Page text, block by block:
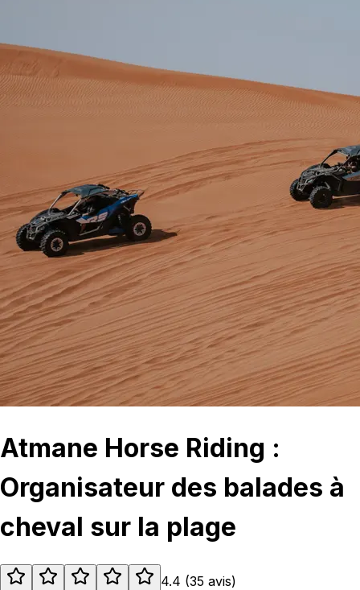
Atmane Horse Riding :
Organisateur des balades à
cheval sur la plage
4.4 (35 avis)